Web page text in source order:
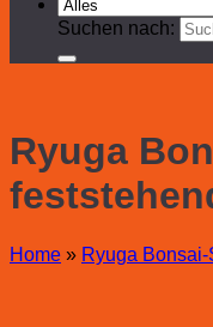
Suchen nach:
Ryuga
Home » Ryuga